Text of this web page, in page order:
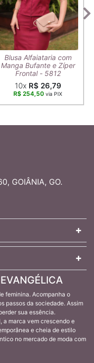
Blusa Alfaiataria com
Manga Bufante e Zíper
Frontal - 5812
10x R$ 26,79
R$ 254,50 via PIX
GOIÂNIA, GO.
feminina. Acompanha o
passos da sociedade. Assim
sua essência.
a marca vem crescendo e
e cheia de estilo
no mercado de moda com